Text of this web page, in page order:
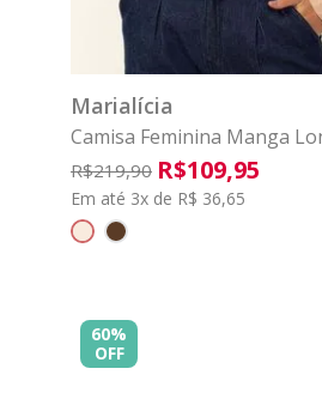
G
COMPRAR
Marialícia
Camisa Feminina Manga
Marialícia Bege
R$219,90 R$109,95
Em até 3x de R$ 36,65
60%
OFF